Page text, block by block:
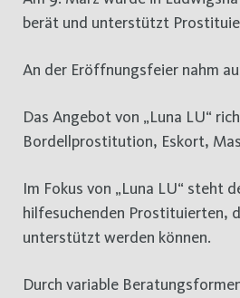
berät und unterstützt
An der Eröffnungsfeier nahm
Das Angebot von „Luna LU“
Bordellprostitution, Eskort,
Im Fokus von „Luna LU“ steht
hilfesuchenden Prostituierten,
unterstützt werden können.
Durch variable